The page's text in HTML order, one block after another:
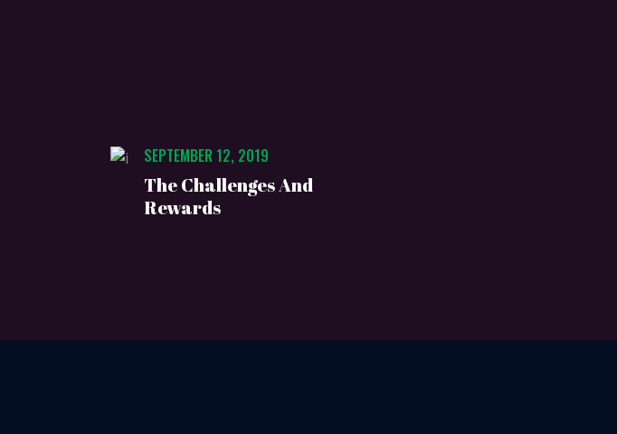
SEPTEMBER 12, 2019
The Challenges And
Rewards